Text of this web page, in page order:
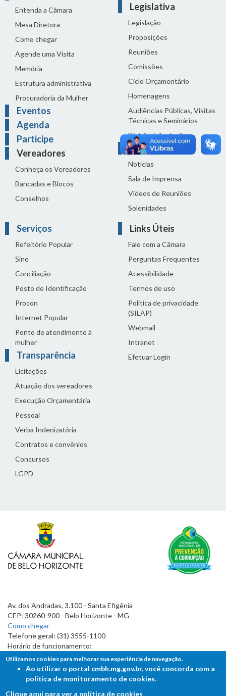
Entenda a Câmara
Mesa Diretora
Como chegar
Agende uma Visita
Memória
Estrutura administrativa
Procuradoria da Mulher
Eventos
Agenda
Participe
Vereadores
Conheça os Vereadores
Bancadas e Blocos
Conselhos
Legislativa
Legislação
Proposições
Reuniões
Comissões
Ciclo Orçamentário
Homenagens
Audiências Públicas, Visitas
Técnicas e Seminários
Distribuição do dia
Comunicação
Notícias
Sala de Imprensa
Vídeos de Reuniões
Solenidades
Serviços
Refeitório Popular
Sine
Conciliação
Posto de Identificação
Procon
Internet Popular
Ponto de atendimento à
mulher
Transparência
Licitações
Atuação dos vereadores
Execução Orçamentária
Pessoal
Verba Indenizatória
Contratos e convênios
Concursos
LGPD
Links Úteis
Fale com a Câmara
Perguntas Frequentes
Acessibilidade
Termos de uso
Política de privacidade
(SILAP)
Webmail
Intranet
Efetuar Login
Av. dos Andradas, 3.100 - Santa Efigênia
CEP: 30260-900 - Belo Horizonte - MG
Como chegar
Telefone geral: (31) 3555-1100
Horário de funcionamento:
7h às 19h
Utilizamos cookies para melhorar sua experiência de navegação.
Ao utilizar o portal cmbh.mg.gov.br, você concorda com a
política de monitoramento de cookies.
Clique aqui para ver a política de cookies